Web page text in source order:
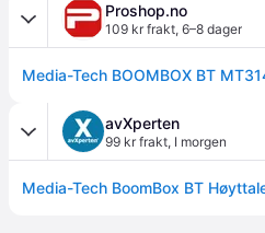
Proshop.no
109 kr frakt, 6–8 dager
avXperten
99 kr frakt, I morgen